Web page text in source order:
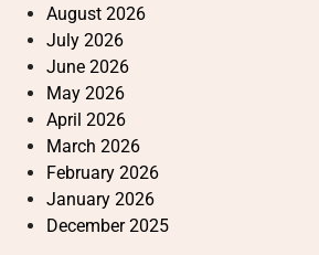
August 2026
July 2026
June 2026
May 2026
April 2026
March 2026
February 2026
January 2026
December 2025